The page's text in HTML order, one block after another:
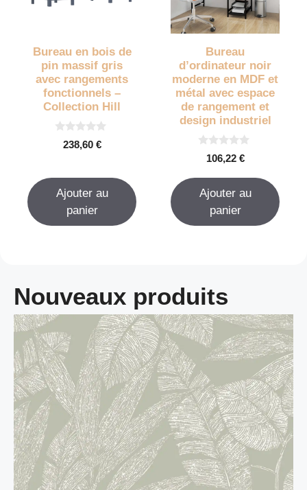
Bureau en bois de
pin massif gris
avec rangements
fonctionnels –
Collection Hill
s
5
238,60 €
Ajouter au
panier
Bureau
d’ordinateur noir
moderne en MDF et
métal avec espace
de rangement et
design industriel
s
5
106,22 €
Ajouter au
panier
Nouveaux produits